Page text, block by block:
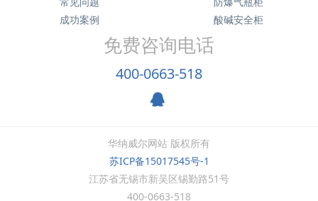
成功案例
酸碱安全柜
免费咨询电话
400-0663-518
华纳威尔网站 版权所有
苏ICP备15017545号-1
江苏省无锡市新吴区锡勤路51号
400-0663-518